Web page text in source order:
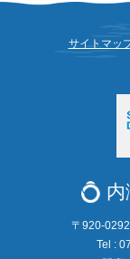
サイトマッ
内
〒920-
Tel :